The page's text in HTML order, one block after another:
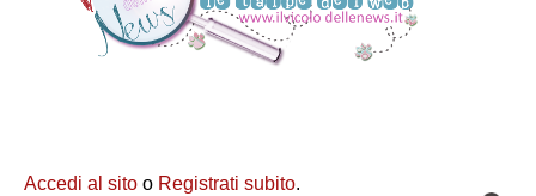
Accedi al sito o Registrati subito.